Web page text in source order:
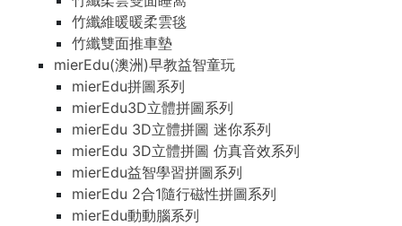
竹纖維暖暖柔雲毯
竹纖雙面推車墊
mierEdu(澳洲)早教益智童玩
mierEdu拼圖系列
mierEdu3D立體拼圖系列
mierEdu 3D立體拼圖 迷你系列
mierEdu 3D立體拼圖 仿真音效系列
mierEdu益智學習拼圖系列
mierEdu 2合1隨行磁性拼圖系列
mierEdu動動腦系列